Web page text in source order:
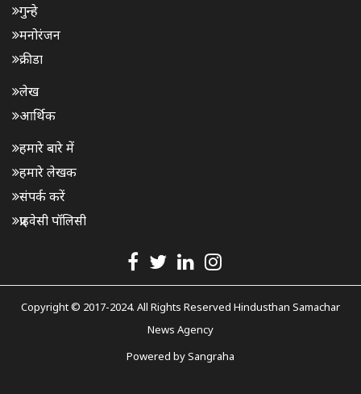
गुन्हे
मनोरंजन
क्रीडा
लेख
आर्थिक
हमारे बारे में
हमारे लेखक
संपर्क करें
प्राइवेसी पॉलिसी
Copyright © 2017-2024. All Rights Reserved Hindusthan Samachar
News Agency
Powered bySangraha